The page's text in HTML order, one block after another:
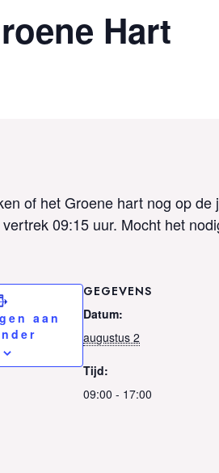
Hart
of het Groene hart nog op
09:15 uur. Mocht het
aan
GEGEVENS
Datum:
augustus 2
Tijd:
09:00 - 17:00